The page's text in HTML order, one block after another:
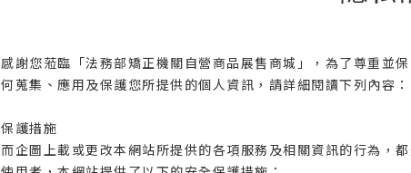
謝您蒞臨「法務部矯正機關自營商品展售商城」，為了尊重並
蒐集、應用及保護您所提供的個人資訊，請詳細閱讀下列內容：
護措施
企圖上載或更改本網站所提供的各項服務及相關資訊的行為，